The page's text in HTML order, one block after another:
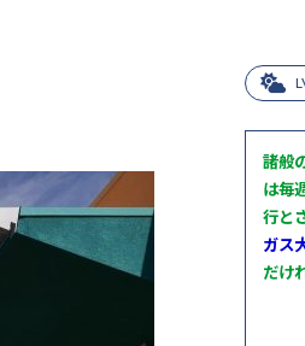
諸般
は毎
行と
ガス
だけ